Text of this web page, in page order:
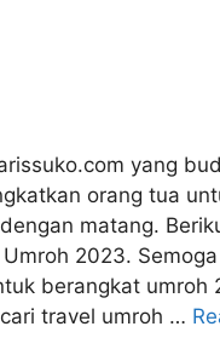
yang
orang tua
matang.
2023.
berangkat
travel umroh …